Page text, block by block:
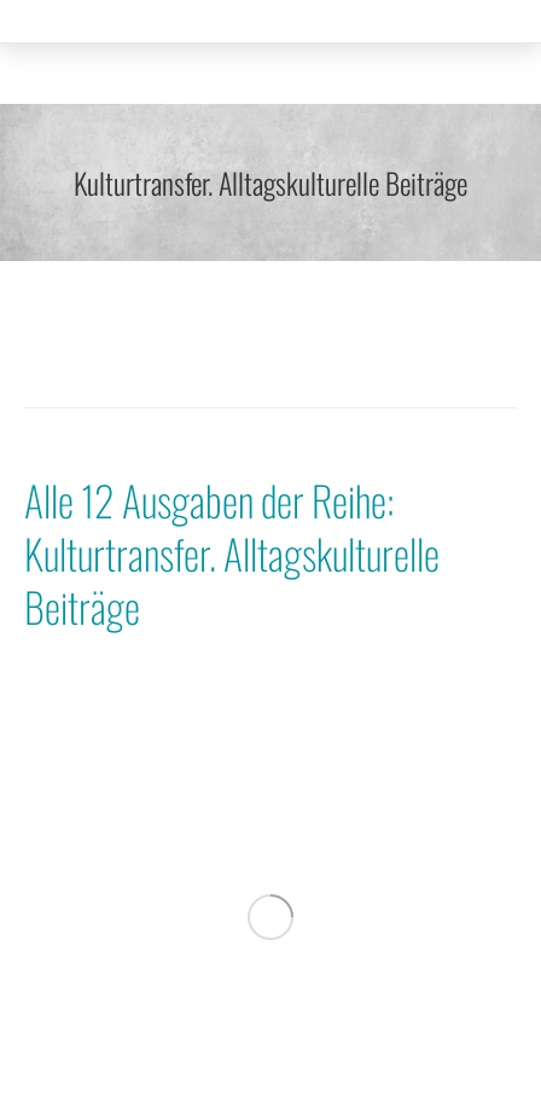
Kulturtransfer. Alltagskulturelle Beiträge
Alle 12 Ausgaben der Reihe:
Kulturtransfer. Alltagskulturelle
Beiträge